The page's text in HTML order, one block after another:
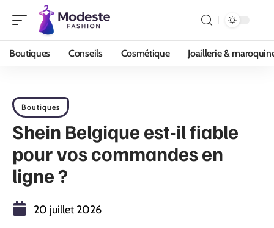
Boutiques Conseils Cosmétique Joaillerie &
Boutiques
Shein Belgique est-il fiable
pour vos commandes en
ligne ?
20 juillet 2026